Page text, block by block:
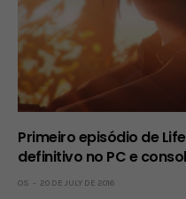
Primeiro episódio de
definitivo no PC e
OS 20 DE JULY DE 2016